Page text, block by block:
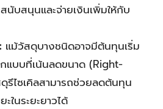
นับสนุนและจ่ายเงินเพิ่มให้กับ
แม้วัสดุบางชนิดอาจมีต้นทุนเริ่ม
แบบที่เน้นลดขนาด (Right-
รีไซเคิลสามารถช่วยลดต้นทุน
ในระยะยาวได้